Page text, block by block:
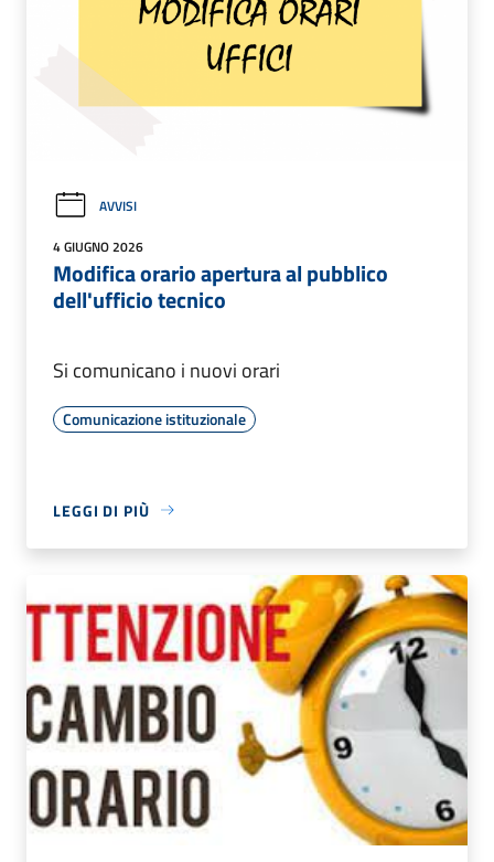
AVVISI
4 GIUGNO 2026
Modifica orario apertura al pubblico
dell'ufficio tecnico
Si comunicano i nuovi orari
Comunicazione istituzionale
LEGGI DI PIÙ